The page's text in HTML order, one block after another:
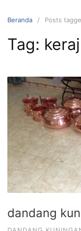
Beranda Posts
Tag:
dandang